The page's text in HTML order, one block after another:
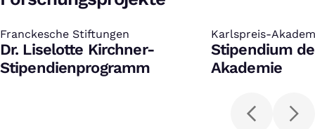
Franckesche Stiftungen
:
Dr. Liselotte Kirchner-
Stipendienprogramm
Karlspreis-
:
Stipendium
Akademie